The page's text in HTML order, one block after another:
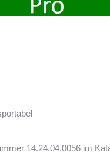
14.24.04.0056 im